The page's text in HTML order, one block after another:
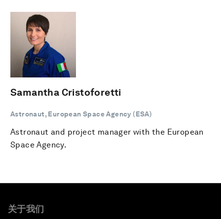
Samantha Cristoforetti
Astronaut, European Space Agency (ESA)
Astronaut and project manager with the European
Space Agency.
关于我们